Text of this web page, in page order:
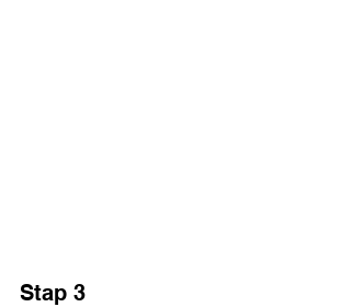
Stap 3